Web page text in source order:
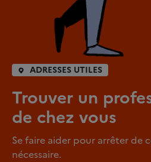
ADRESSES UTILES
Trouver un
de chez vous
Se faire aider pour arrêter de
nécessaire.